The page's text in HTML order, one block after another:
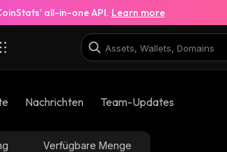
all-in-one API. Learn more
Nachrichten Team-Updates
Verfügbare Menge